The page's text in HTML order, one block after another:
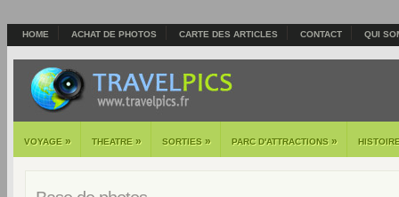
HOME ACHAT DE PHOTOS CARTE DES ARTICLES CONTACT QUI
VOYAGE » THEATRE » SORTIES » PARC D'ATTRACTIONS »